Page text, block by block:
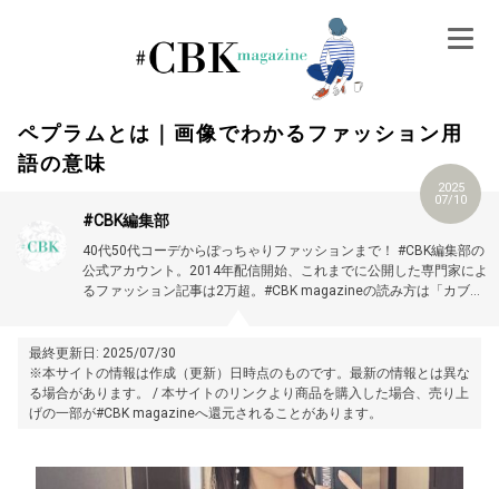
ペプラムとは｜画像でわかるファッション用
語の意味
2025
07/10
#CBK編集部
40代50代コーデからぽっちゃりファッションまで！ #CBK編集部の
公式アカウント。2014年配信開始、これまでに公開した専門家によ
るファッション記事は2万超。#CBK magazineの読み方は「カブキ
最終更新日: 2025/07/30
※本サイトの情報は作成（更新）日時点のものです。最新の情報とは異な
る場合があります。 / 本サイトのリンクより商品を購入した場合、売り上
げの一部が#CBK magazineへ還元されることがあります。